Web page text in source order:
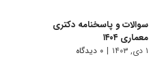
سوالات و پاسخنامه دکتری
معماری ۱۴۰۴
۱ دی, ۱۴۰۳ | ۰ دیدگاه